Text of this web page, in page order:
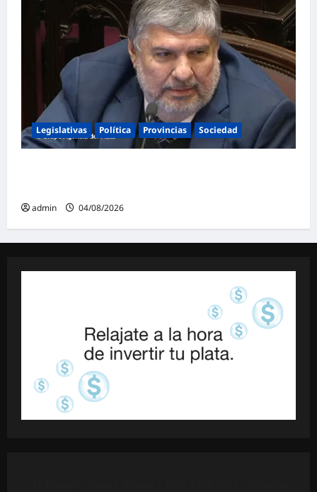
Legislativas Política Provincias Sociedad
admin 04/08/2026